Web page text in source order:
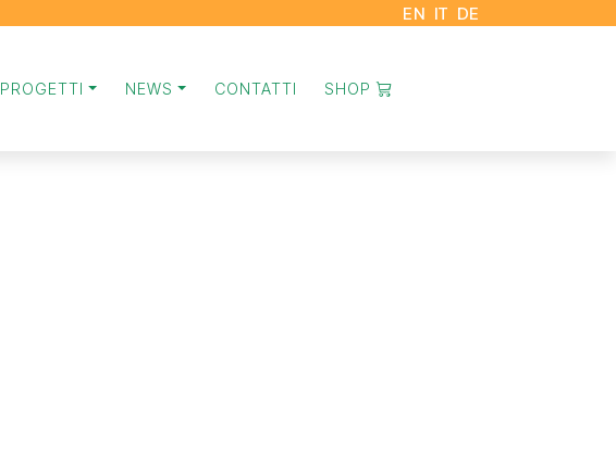
EN IT DE
PROGETTI NEWS CONTATTI SHOP